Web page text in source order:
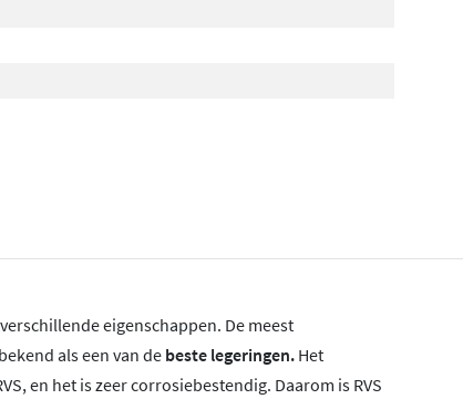
eigenschappen. De meest
als een van debeste legeringen. Het
en het is zeer corrosiebestendig. Daarom is RVS